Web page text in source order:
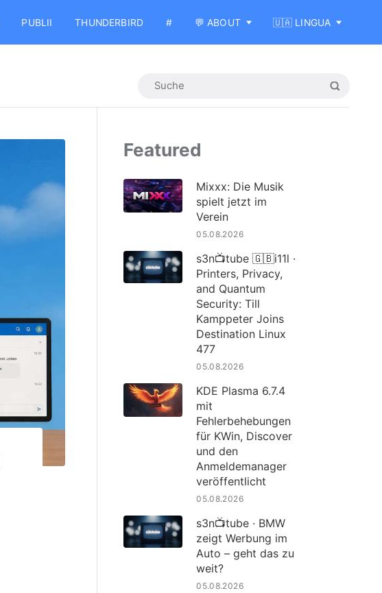
PUBLII THUNDERBIRD # 💬 ABOUT 🇺🇦 LINGUA
Featured
Mixxx: Die Musik
spielt jetzt im
Verein
05.08.2026
s3n📺tube 🇬🇧i11l ·
Printers, Privacy,
and Quantum
Security: Till
Kamppeter Joins
Destination Linux
477
05.08.2026
KDE Plasma 6.7.4
mit
Fehlerbehebungen
für KWin, Discover
und den
Anmeldemanager
veröffentlicht
05.08.2026
s3n📺tube · BMW
zeigt Werbung im
Auto – geht das zu
weit?
05.08.2026